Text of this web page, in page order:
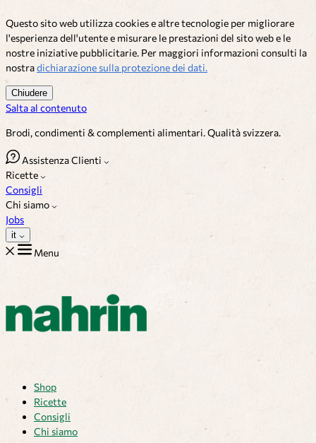
Questo sito web utilizza cookies e altre tecnologie per migliorare
l'esperienza dell'utente e misurare le prestazioni del sito web e le
nostre iniziative pubblicitarie. Per maggiori informazioni consulti la
nostradichiarazione sulla protezione dei dati.
Chiudere
Salta al contenuto
Brodi, condimenti & complementi alimentari. Qualità svizzera.
Assistenza Clienti
Ricette
Consigli
Chi siamo
Jobs
it
Menu
Shop
Ricette
Consigli
Chi siamo